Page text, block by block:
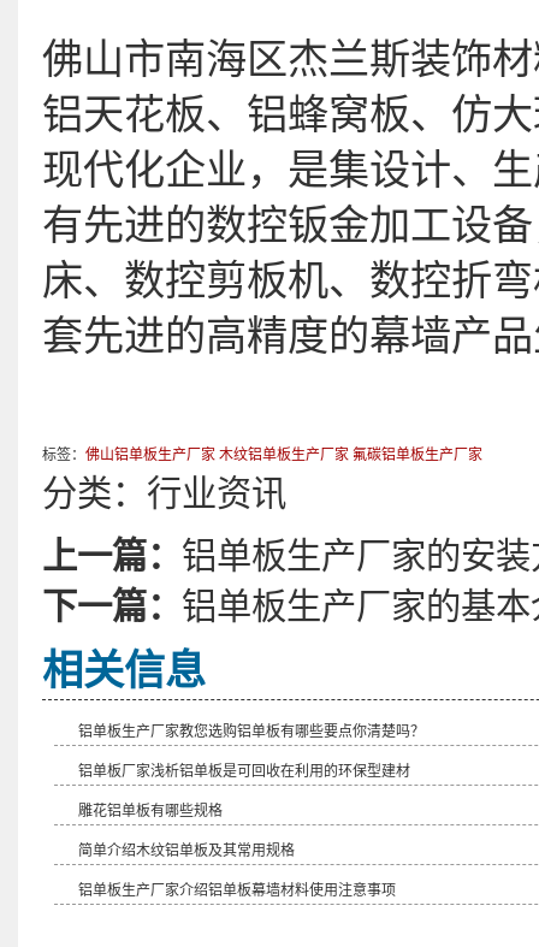
佛山市南海区杰兰斯装饰
铝天花板、铝蜂窝板、仿
现代化企业，是集设计、
有先进的数控钣金加工设
床、数控剪板机、数控折
套先进的高精度的幕墙产
标签： 佛山铝单板生产厂家 木纹铝单板生产厂家 氟碳铝单板生产厂家
分类： 行业资讯
上一篇： 铝单板生产厂家的安
下一篇： 铝单板生产厂家的基
相关信息
铝单板生产厂家教您选购铝单板有哪些要点你清楚吗？
铝单板厂家浅析铝单板是可回收在利用的环保型建材
雕花铝单板有哪些规格
简单介绍木纹铝单板及其常用规格
铝单板生产厂家介绍铝单板幕墙材料使用注意事项